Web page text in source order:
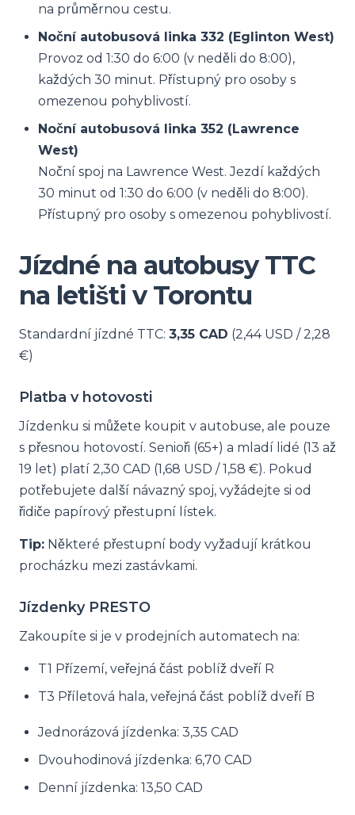
na průměrnou cestu.
Noční autobusová linka 332 (Eglinton West)
Provoz od 1:30 do 6:00 (v neděli do 8:00),
každých 30 minut. Přístupný pro osoby s
omezenou pohyblivostí.
Noční autobusová linka 352 (Lawrence
West)
Noční spoj na Lawrence West. Jezdí každých
30 minut od 1:30 do 6:00 (v neděli do 8:00).
Přístupný pro osoby s omezenou pohyblivostí.
Jízdné na autobusy TTC
na letišti v Torontu
Standardní jízdné TTC: 3,35 CAD (2,44 USD / 2,28
€)
Platba v hotovosti
Jízdenku si můžete koupit v autobuse, ale pouze
s přesnou hotovostí. Senioři (65+) a mladí lidé (13 až
19 let) platí 2,30 CAD (1,68 USD / 1,58 €). Pokud
potřebujete další návazný spoj, vyžádejte si od
řidiče papírový přestupní lístek.
Tip: Některé přestupní body vyžadují krátkou
procházku mezi zastávkami.
Jízdenky PRESTO
Zakoupíte si je v prodejních automatech na:
T1 Přízemí, veřejná část poblíž dveří R
T3 Příletová hala, veřejná část poblíž dveří B
Jednorázová jízdenka: 3,35 CAD
Dvouhodinová jízdenka: 6,70 CAD
Denní jízdenka: 13,50 CAD